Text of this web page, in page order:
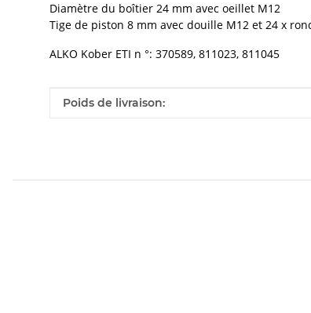
Diamètre du boîtier 24 mm avec oeillet M12
Tige de piston 8 mm avec douille M12 et 24 x
ALKO Kober ETI n °: 370589, 811023, 811045
#productDetails.itemInformation#
#productDetails.itemValue#
Poids de livraison: